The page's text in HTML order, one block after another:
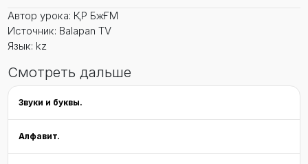
Автор урока: ҚР БжҒМ
Источник: Balapan TV
Язык: kz
Смотреть дальше
Звуки и буквы.
Алфавит.